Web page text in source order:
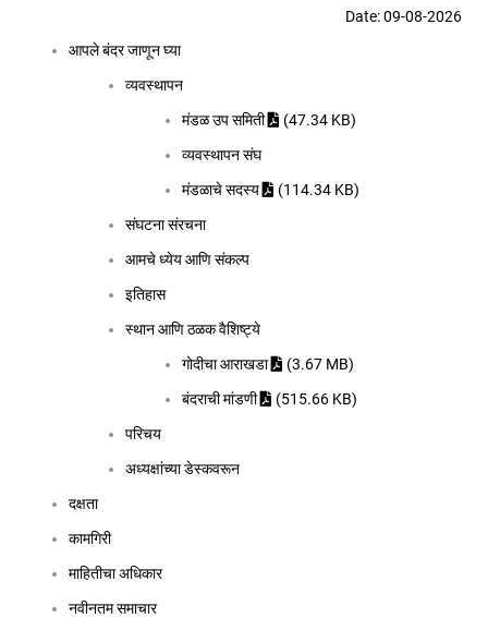
Date: 09-08-2026
आपले बंदर जाणून घ्या
व्यवस्थापन
मंडळ उप समिती
(47.34 KB)
व्यवस्थापन संघ
मंडळाचे सदस्य
(114.34 KB)
संघटना संरचना
आमचे ध्येय आणि संकल्प
इतिहास
स्थान आणि ठळक वैशिष्ट्ये
गोदीचा आराखडा
(3.67 MB)
बंदराची मांडणी
(515.66 KB)
परिचय
अध्यक्षांच्या डेस्कवरून
दक्षता
कामगिरी
माहितीचा अधिकार
नवीनतम समाचार